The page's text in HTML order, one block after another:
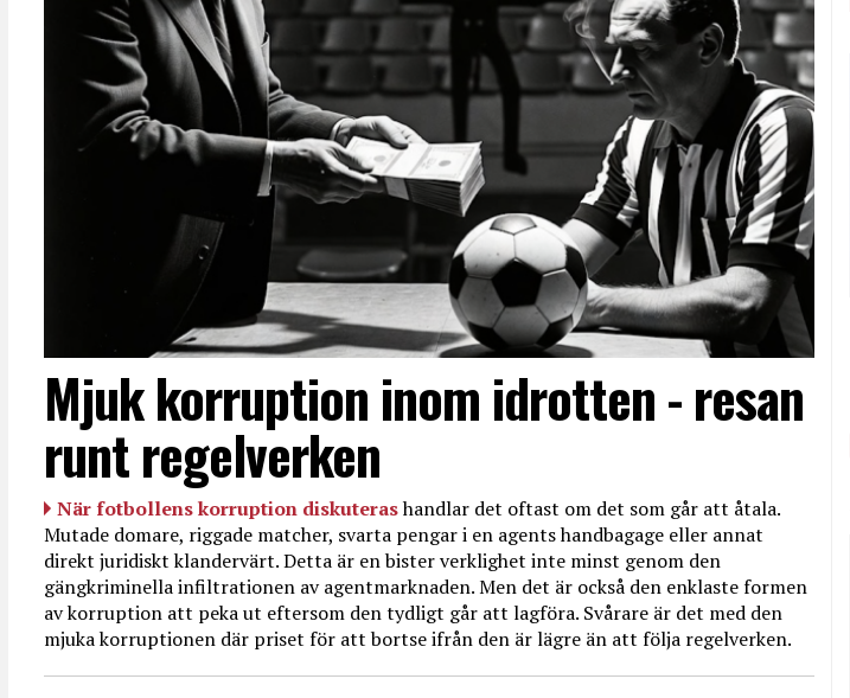
Mjuk korruption inom idrotten - resan
runt regelverken
När fotbollens korruption diskuterashandlar det oftast om det som går att åtala.
Mutade domare, riggade matcher, svarta pengar i en agents handbagage eller annat
direkt juridiskt klandervärt. Detta är en bister verklighet inte minst genom den
gängkriminella infiltrationen av agentmarknaden. Men det är också den enklaste formen
av korruption att peka ut eftersom den tydligt går att lagföra. Svårare är det med den
mjuka korruptionen där priset för att bortse ifrån den är lägre än att följa regelverken.